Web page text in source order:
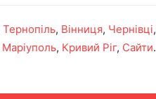
Тернопіль, Вінниця, Чернівці,
Маріуполь, Кривий Ріг, Сайти.